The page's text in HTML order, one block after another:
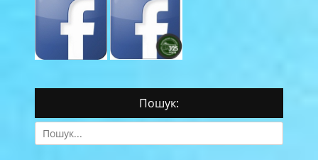
Пошук:
Search
for: